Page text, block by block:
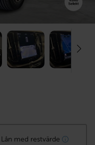
Lån med restvärde